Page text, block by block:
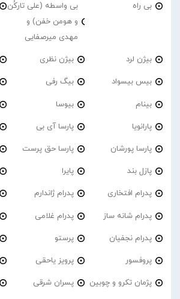
بی راه
بی واسطه (علی تارکُن
و هومن خفن) و
مهدی میرصفایی
بیژن لرد بیژن نظری
بیس بیسواد بیگ رفی
بینام بیوسا
پارانویا پارسا آی بی
پارسا پورشان پارسا حق پرست
پازل بند پایرا
پدرام افتخاری پدرام ژاندارم
پدرام شانه ساز پدرام غلامی
پدرام نجفیان پرستو
پروفسور پرویز یاحقی
پژمان تکرو و چوبین پسران شرقی